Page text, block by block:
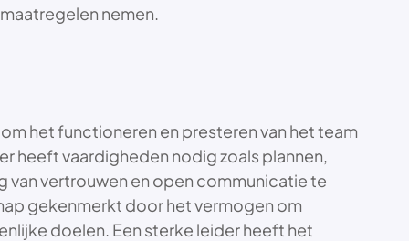
nemen.
het functioneren en presteren van het team
heeft vaardigheden nodig zoals plannen,
van vertrouwen en open communicatie te
gekenmerkt door het vermogen om
doelen. Een sterke leider heeft het